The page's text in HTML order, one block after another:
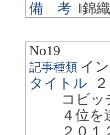
備 考 ‖錦
No19
記事種類 イ
タイトル
コビッ
４位
２０